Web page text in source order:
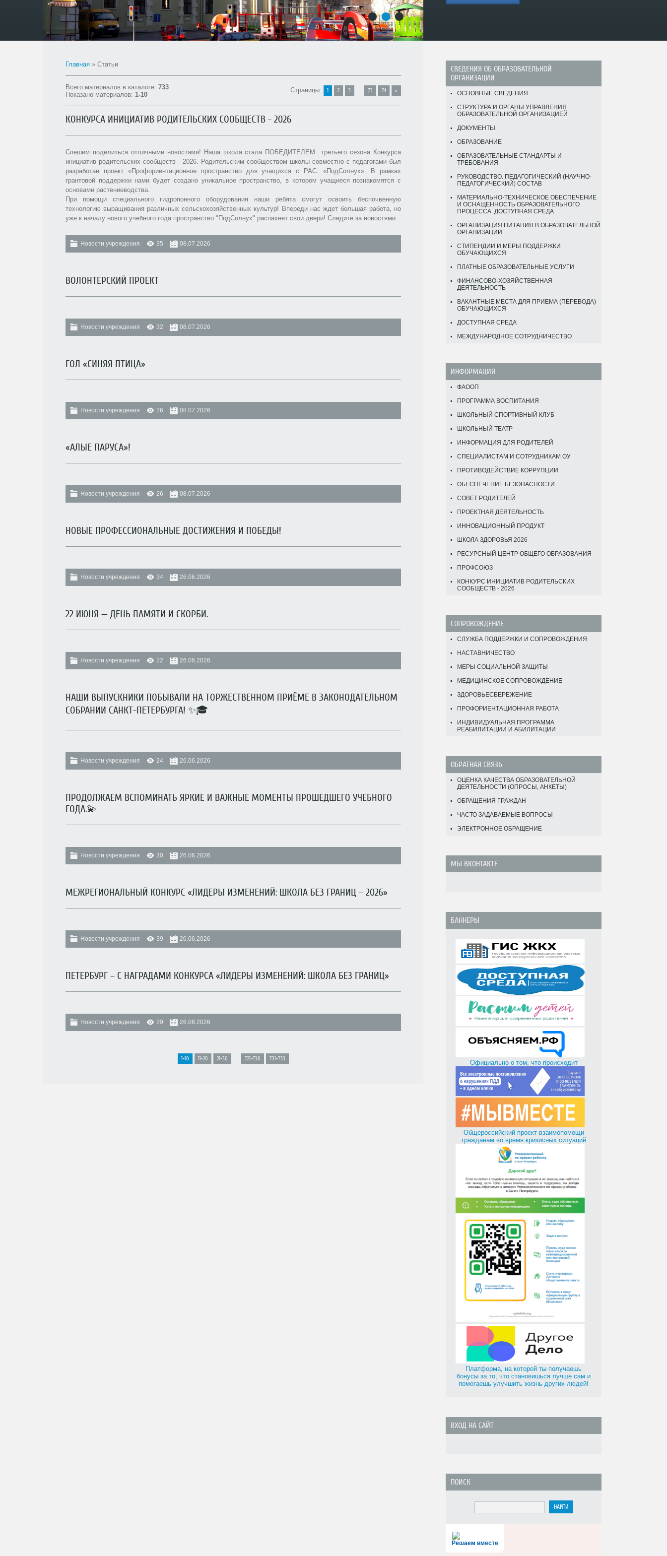
1 2 3
Главная » Статьи
Всего материалов в каталоге: 733
Показано материалов: 1-10
Страницы: 1 2 3 ... 73 74 »
КОНКУРСА ИНИЦИАТИВ РОДИТЕЛЬСКИХ СООБЩЕСТВ - 2026
Спешим поделиться отличными новостями! Наша школа стала ПОБЕДИТЕЛЕМ третьего сезона Конкурса
инициатив родительских сообществ - 2026. Родительским сообществом школы совместно с педагогами был
разработан проект «Профориентационное пространство для учащихся с РАС: «ПодСолнух». В рамках
грантовой поддержки нами будет создано уникальное пространство, в котором учащиеся познакомятся с
основами растениеводства.
При помощи специального гидропонного оборудования наши ребята смогут освоить беспочвенную
технологию выращивания различных сельскохозяйственных культур! Впереди нас ждет большая работа, но
уже к началу нового учебного года пространство "ПодСолнух" распахнет свои двери! Следите за новостями
Новости учреждения 35 08.07.2026
ВОЛОНТЕРСКИЙ ПРОЕКТ
Новости учреждения 32 08.07.2026
ГОЛ «СИНЯЯ ПТИЦА»
Новости учреждения 26 08.07.2026
«АЛЫЕ ПАРУСА»!
Новости учреждения 26 08.07.2026
НОВЫЕ ПРОФЕССИОНАЛЬНЫЕ ДОСТИЖЕНИЯ И ПОБЕДЫ!
Новости учреждения 34 26.06.2026
22 ИЮНЯ — ДЕНЬ ПАМЯТИ И СКОРБИ.
Новости учреждения 22 26.06.2026
НАШИ ВЫПУСКНИКИ ПОБЫВАЛИ НА ТОРЖЕСТВЕННОМ ПРИЁМЕ В ЗАКОНОДАТЕЛЬНОМ
СОБРАНИИ САНКТ-ПЕТЕРБУРГА! ✨🎓
Новости учреждения 24 26.06.2026
ПРОДОЛЖАЕМ ВСПОМИНАТЬ ЯРКИЕ И ВАЖНЫЕ МОМЕНТЫ ПРОШЕДШЕГО УЧЕБНОГО
ГОДА.💫
Новости учреждения 30 26.06.2026
МЕЖРЕГИОНАЛЬНЫЙ КОНКУРС «ЛИДЕРЫ ИЗМЕНЕНИЙ: ШКОЛА БЕЗ ГРАНИЦ – 2026»
Новости учреждения 39 26.06.2026
ПЕТЕРБУРГ – С НАГРАДАМИ КОНКУРСА «ЛИДЕРЫ ИЗМЕНЕНИЙ: ШКОЛА БЕЗ ГРАНИЦ»
Новости учреждения 29 26.06.2026
1-10 11-20 21-30 ... 721-730 731-733
СВЕДЕНИЯ ОБ ОБРАЗОВАТЕЛЬНОЙ
ОРГАНИЗАЦИИ
ОСНОВНЫЕ СВЕДЕНИЯ
СТРУКТУРА И ОРГАНЫ УПРАВЛЕНИЯ
ОБРАЗОВАТЕЛЬНОЙ ОРГАНИЗАЦИЕЙ
ДОКУМЕНТЫ
ОБРАЗОВАНИЕ
ОБРАЗОВАТЕЛЬНЫЕ СТАНДАРТЫ И
ТРЕБОВАНИЯ
РУКОВОДСТВО. ПЕДАГОГИЧЕСКИЙ (НАУЧНО-
ПЕДАГОГИЧЕСКИЙ) СОСТАВ
МАТЕРИАЛЬНО-ТЕХНИЧЕСКОЕ ОБЕСПЕЧЕНИЕ
И ОСНАЩЕННОСТЬ ОБРАЗОВАТЕЛЬНОГО
ПРОЦЕССА. ДОСТУПНАЯ СРЕДА
ОРГАНИЗАЦИЯ ПИТАНИЯ В ОБРАЗОВАТЕЛЬНОЙ
ОРГАНИЗАЦИИ
СТИПЕНДИИ И МЕРЫ ПОДДЕРЖКИ
ОБУЧАЮЩИХСЯ
ПЛАТНЫЕ ОБРАЗОВАТЕЛЬНЫЕ УСЛУГИ
ФИНАНСОВО-ХОЗЯЙСТВЕННАЯ
ДЕЯТЕЛЬНОСТЬ
ВАКАНТНЫЕ МЕСТА ДЛЯ ПРИЕМА (ПЕРЕВОДА)
ОБУЧАЮЩИХСЯ
ДОСТУПНАЯ СРЕДА
МЕЖДУНАРОДНОЕ СОТРУДНИЧЕСТВО
ИНФОРМАЦИЯ
ФАООП
ПРОГРАММА ВОСПИТАНИЯ
ШКОЛЬНЫЙ СПОРТИВНЫЙ КЛУБ
ШКОЛЬНЫЙ ТЕАТР
ИНФОРМАЦИЯ ДЛЯ РОДИТЕЛЕЙ
СПЕЦИАЛИСТАМ И СОТРУДНИКАМ ОУ
ПРОТИВОДЕЙСТВИЕ КОРРУПЦИИ
ОБЕСПЕЧЕНИЕ БЕЗОПАСНОСТИ
СОВЕТ РОДИТЕЛЕЙ
ПРОЕКТНАЯ ДЕЯТЕЛЬНОСТЬ
ИННОВАЦИОННЫЙ ПРОДУКТ
ШКОЛА ЗДОРОВЬЯ 2026
РЕСУРСНЫЙ ЦЕНТР ОБЩЕГО ОБРАЗОВАНИЯ
ПРОФСОЮЗ
КОНКУРС ИНИЦИАТИВ РОДИТЕЛЬСКИХ
СООБЩЕСТВ - 2026
СОПРОВОЖДЕНИЕ
СЛУЖБА ПОДДЕРЖКИ И СОПРОВОЖДЕНИЯ
НАСТАВНИЧЕСТВО
МЕРЫ СОЦИАЛЬНОЙ ЗАЩИТЫ
МЕДИЦИНСКОЕ СОПРОВОЖДЕНИЕ
ЗДОРОВЬЕСБЕРЕЖЕНИЕ
ПРОФОРИЕНТАЦИОННАЯ РАБОТА
ИНДИВИДУАЛЬНАЯ ПРОГРАММА
РЕАБИЛИТАЦИИ И АБИЛИТАЦИИ
ОБРАТНАЯ СВЯЗЬ
ОЦЕНКА КАЧЕСТВА ОБРАЗОВАТЕЛЬНОЙ
ДЕЯТЕЛЬНОСТИ (ОПРОСЫ, АНКЕТЫ)
ОБРАЩЕНИЯ ГРАЖДАН
ЧАСТО ЗАДАВАЕМЫЕ ВОПРОСЫ
ЭЛЕКТРОННОЕ ОБРАЩЕНИЕ
МЫ ВКОНТАКТЕ
БАННЕРЫ
Официально о том, что происходит
Общероссийский проект взаимопомощи
гражданам во время кризисных ситуаций
Платформа, на которой ты получаешь
бонусы за то, что становишься лучше сам и
помогаешь улучшить жизнь других людей!
ВХОД НА САЙТ
ПОИСК
Решаем вместе